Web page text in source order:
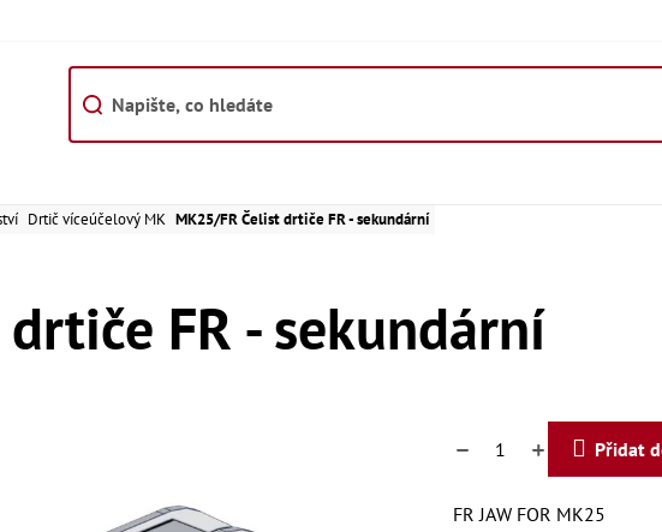
Drtič víceúčelový MK MK25/FR Čelist drtiče FR - sekundární
FR - sekundární
Přidat
FR JAW FOR MK25